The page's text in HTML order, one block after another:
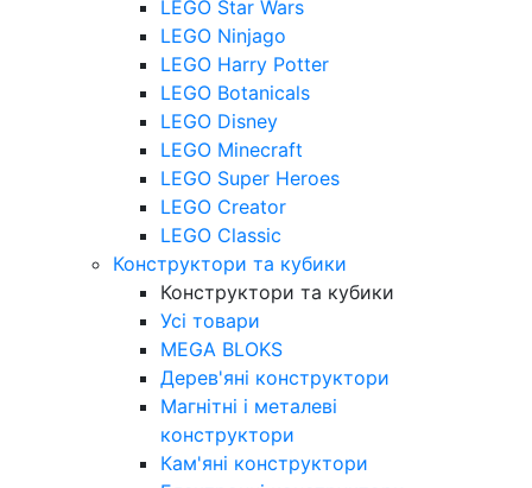
LEGO Star Wars
LEGO Ninjago
LEGO Harry Potter
LEGO Botanicals
LEGO Disney
LEGO Minecraft
LEGO Super Heroes
LEGO Creator
LEGO Classic
Конструктори та кубики
Конструктори та кубики
Усі товари
MEGA BLOKS
Дерев'яні конструктори
Магнітні і металеві
конструктори
Кам'яні конструктори